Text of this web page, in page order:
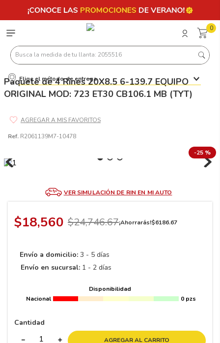
0
Busca la medida de tu llanta: 2055516
Elige el método de entrega
Paquete de 4 Rines 20X8.5 6-139.7 EQUIPO
ORIGINAL MOD: 723 ET30 CB106.1 MB (TYT)
Ref. R2061139M7-10478
-25 %
VER SIMULACIÓN DE RIN EN MI AUTO
$18,560 $24,746.67¡Ahorrarás!$6186.67
Envío a domicilio: 3 - 5 días
Envío en sucursal: 1 - 2 días
Disponibilidad
Nacional
0 pzs
Cantidad
＋
－ AGREGAR AL CARRITO
Términos más buscados
8.195 65 15